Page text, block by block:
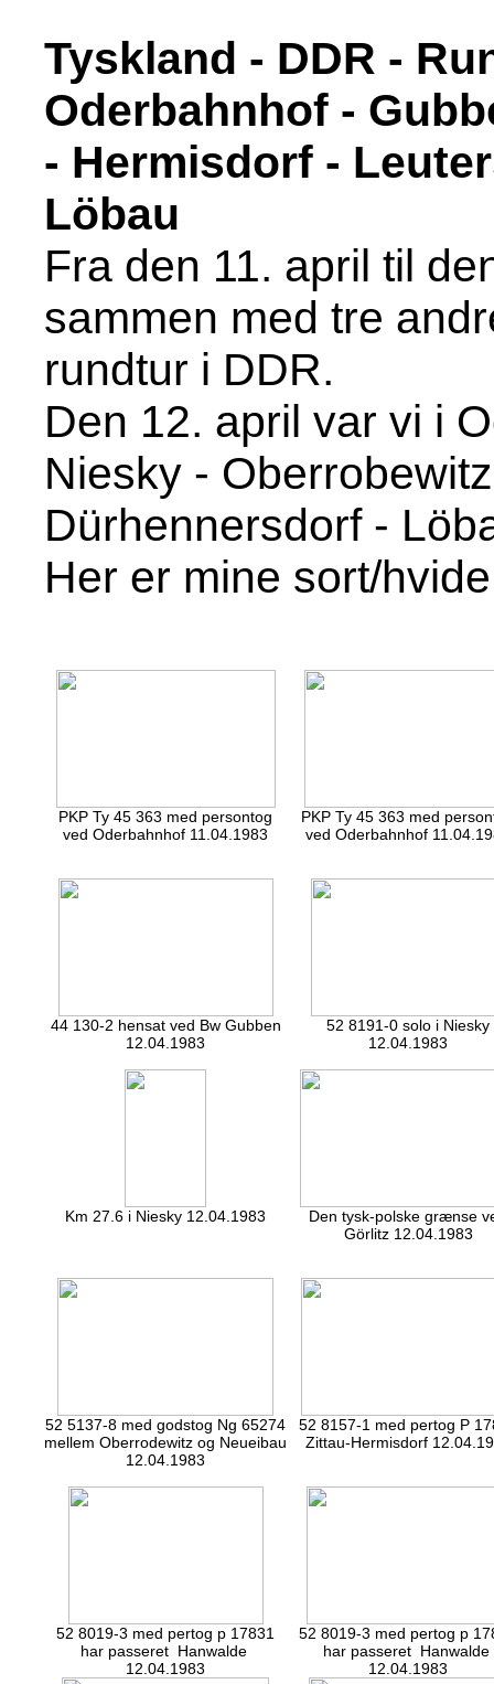
Tyskland - DDR -
Oderbahnhof -
- Hermisdorf -
Löbau
Fra den 11. april til
sammen med tre
rundtur i DDR.
Den 12. april var vi i
Niesky -
Dürhennersdorf -
Her er mine sort/
PKP Ty 45 363 med persontog
ved Oderbahnhof 11.04.1983
PKP Ty 45 363 med
ved Oderbahnhof
44 130-2 hensat ved Bw Gubben
12.04.1983
52 8191-0 solo i Niesky
12.04.1983
Km 27.6 i Niesky 12.04.1983
Den tysk-polske grænse
Görlitz 12.04.1983
52 5137-8 med godstog Ng 65274
mellem Oberrodewitz og Neueibau
12.04.1983
52 8157-1 med pertog P
Zittau-Hermisdorf
52 8019-3 med pertog p 17831
har passeret Hanwalde
12.04.1983
52 8019-3 med pertog p
har passeret Hanwalde
12.04.1983